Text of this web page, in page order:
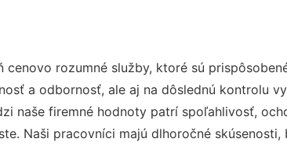
rozumné služby, ktoré sú
a odbornosť, ale aj na dôslednú kontrolu
naše firemné hodnoty patrí spoľahlivosť,
Naši pracovníci majú dlhoročné skúsenosti,